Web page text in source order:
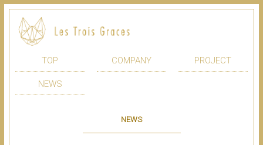
TOP COMPANY PROJECT
NEWS
NEWS